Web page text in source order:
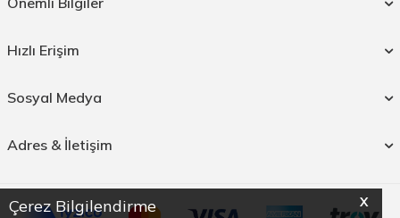
X
Çerez Bilgilendirme
Adres & İletişim
Sosyal Medya
Hızlı Erişim